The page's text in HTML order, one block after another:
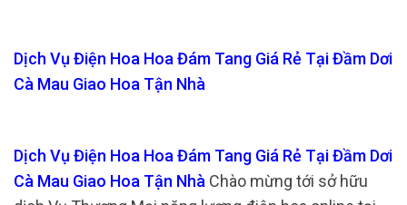
Dịch Vụ Điện Hoa Hoa Đám Tang Giá Rẻ Tại Đầm Dơi
Cà Mau Giao Hoa Tận Nhà
Dịch Vụ Điện Hoa Hoa Đám Tang Giá Rẻ Tại Đầm Dơi
Cà Mau Giao Hoa Tận Nhà Chào mừng tới sở hữu